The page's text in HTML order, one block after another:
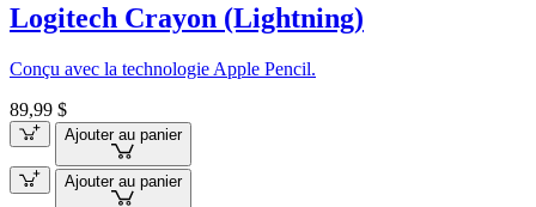
Logitech Crayon (Lightning)
Conçu avec la technologie Apple Pencil.
89,99 $
Ajouter au panier
Ajouter au panier